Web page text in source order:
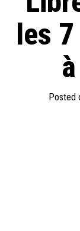
les
Posted